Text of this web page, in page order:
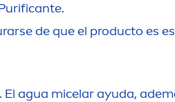
de que el producto es
El agua micelar ayuda,